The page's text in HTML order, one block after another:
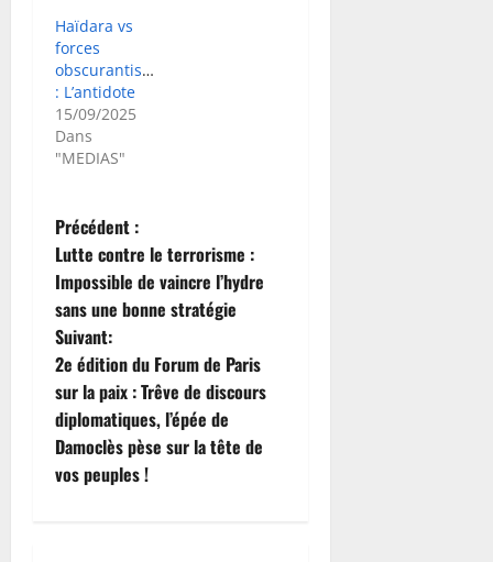
Haïdara vs
forces
obscurantistes
: L’antidote
15/09/2025
Dans
"MEDIAS"
N
a
v
i
g
a
Précédent :
Lutte contre le terrorisme :
Impossible de vaincre l’hydre
sans une bonne stratégie
Suivant:
2e édition du Forum de Paris
sur la paix : Trêve de discours
diplomatiques, l’épée de
Damoclès pèse sur la tête de
vos peuples !